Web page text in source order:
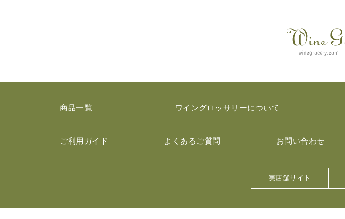
商品一覧 ワイングロッサリーについて
ご利用ガイド よくあるご質問 お問い合わせ
実店舗サイト